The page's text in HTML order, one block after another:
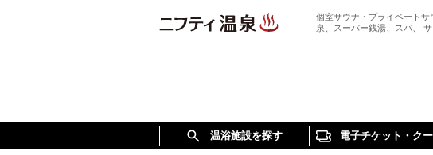
個室サウナ・プライベート
泉、スーパー銭湯、スパ、
温浴施設を探す 電子チケット・ク